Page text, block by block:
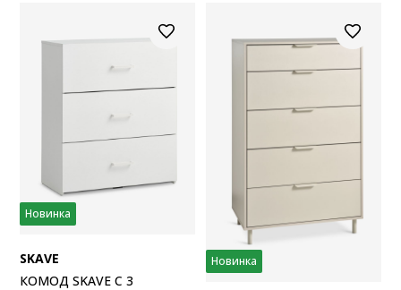
Новинка
SKAVE
КОМОД SKAVE С 3
Новинка